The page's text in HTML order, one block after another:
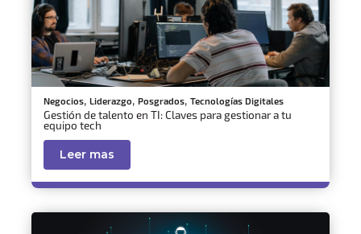
Negocios, Liderazgo, Posgrados, Tecnologías Digitales
Gestión de talento en TI: Claves para gestionar a tu
equipo tech
Leer mas